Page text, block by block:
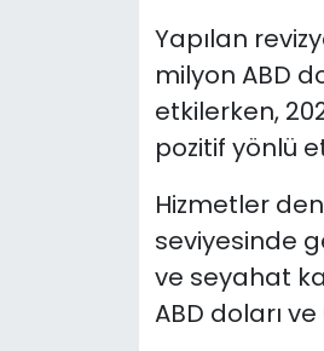
Yapılan
milyon ABD
etkilerken,
pozitif yönlü
Hizmetler
seviyesinde
ve seyahat
ABD doları